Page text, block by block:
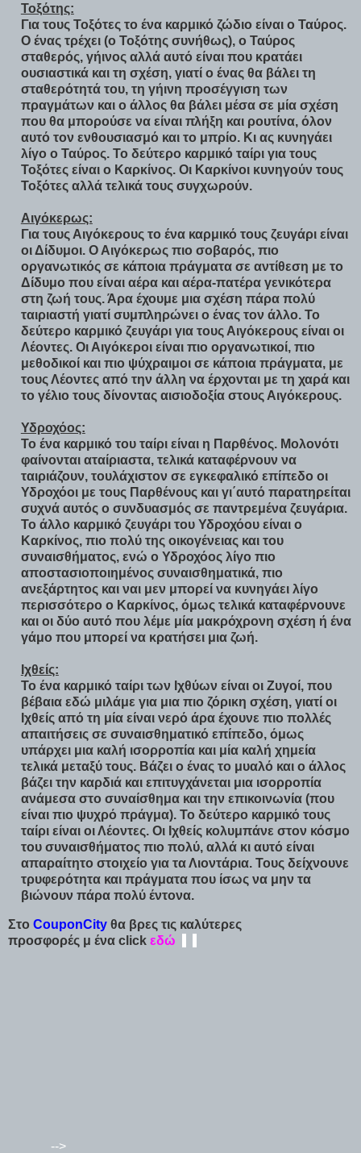
Τοξότης:
Για τους Τοξότες το ένα καρμικό ζώδιο είναι ο Ταύρος.
Ο ένας τρέχει (ο Τοξότης συνήθως), ο Ταύρος
σταθερός, γήινος αλλά αυτό είναι που κρατάει
ουσιαστικά και τη σχέση, γιατί ο ένας θα βάλει τη
σταθερότητά του, τη γήινη προσέγγιση των
πραγμάτων και ο άλλος θα βάλει μέσα σε μία σχέση
που θα μπορούσε να είναι πλήξη και ρουτίνα, όλον
αυτό τον ενθουσιασμό και το μπρίο. Κι ας κυνηγάει
λίγο ο Ταύρος. Το δεύτερο καρμικό ταίρι για τους
Τοξότες είναι ο Καρκίνος. Οι Καρκίνοι κυνηγούν τους
Τοξότες αλλά τελικά τους συγχωρούν.
Αιγόκερως:
Για τους Αιγόκερους το ένα καρμικό τους ζευγάρι είναι
οι Δίδυμοι. Ο Αιγόκερως πιο σοβαρός, πιο
οργανωτικός σε κάποια πράγματα σε αντίθεση με το
Δίδυμο που είναι αέρα και αέρα-πατέρα γενικότερα
στη ζωή τους. Άρα έχουμε μια σχέση πάρα πολύ
ταιριαστή γιατί συμπληρώνει ο ένας τον άλλο. Το
δεύτερο καρμικό ζευγάρι για τους Αιγόκερους είναι οι
Λέοντες. Οι Αιγόκεροι είναι πιο οργανωτικοί, πιο
μεθοδικοί και πιο ψύχραιμοι σε κάποια πράγματα, με
τους Λέοντες από την άλλη να έρχονται με τη χαρά και
το γέλιο τους δίνοντας αισιοδοξία στους Αιγόκερους.
Υδροχόος:
Το ένα καρμικό του ταίρι είναι η Παρθένος. Μολονότι
φαίνονται αταίριαστα, τελικά καταφέρνουν να
ταιριάζουν, τουλάχιστον σε εγκεφαλικό επίπεδο οι
Υδροχόοι με τους Παρθένους και γι΄αυτό παρατηρείται
συχνά αυτός ο συνδυασμός σε παντρεμένα ζευγάρια.
Το άλλο καρμικό ζευγάρι του Υδροχόου είναι ο
Καρκίνος, πιο πολύ της οικογένειας και του
συναισθήματος, ενώ ο Υδροχόος λίγο πιο
αποστασιοποιημένος συναισθηματικά, πιο
ανεξάρτητος και ναι μεν μπορεί να κυνηγάει λίγο
περισσότερο ο Καρκίνος, όμως τελικά καταφέρνουνε
και οι δύο αυτό που λέμε μία μακρόχρονη σχέση ή ένα
γάμο που μπορεί να κρατήσει μια ζωή.
Ιχθείς:
Το ένα καρμικό ταίρι των Ιχθύων είναι οι Ζυγοί, που
βέβαια εδώ μιλάμε για μια πιο ζόρικη σχέση, γιατί οι
Ιχθείς από τη μία είναι νερό άρα έχουνε πιο πολλές
απαιτήσεις σε συναισθηματικό επίπεδο, όμως
υπάρχει μια καλή ισορροπία και μία καλή χημεία
τελικά μεταξύ τους. Βάζει ο ένας το μυαλό και ο άλλος
βάζει την καρδιά και επιτυγχάνεται μια ισορροπία
ανάμεσα στο συναίσθημα και την επικοινωνία (που
είναι πιο ψυχρό πράγμα). Το δεύτερο καρμικό τους
ταίρι είναι οι Λέοντες. Οι Ιχθείς κολυμπάνε στον κόσμο
του συναισθήματος πιο πολύ, αλλά κι αυτό είναι
απαραίτητο στοιχείο για τα Λιοντάρια. Τους δείχνουνε
τρυφερότητα και πράγματα που ίσως να μην τα
βιώνουν πάρα πολύ έντονα.
Στο CouponCity θα βρες τις καλύτερες
προσφορές μ ένα click εδώ
-->